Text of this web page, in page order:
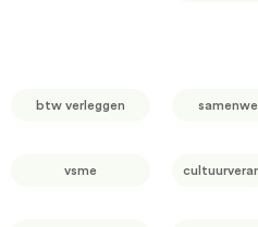
btw verleggen
vsme